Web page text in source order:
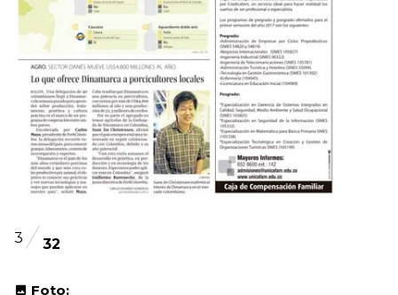
3 32
Foto: